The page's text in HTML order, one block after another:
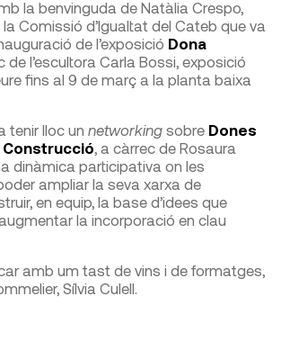
la benvinguda de Natàlia Crespo,
Comissió d’Igualtat del Cateb que va
de l’exposició Dona
de l’escultora Carla Bossi, exposició
fins al 9 de març a la planta baixa
tenir lloc un networking sobre Dones
, a càrrec de Rosaura
dinàmica participativa on les
ampliar la seva xarxa de
en equip, la base d’idees que
la incorporació en clau
amb um tast de vins i de formatges,
Sílvia Culell.